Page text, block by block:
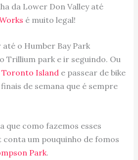
da Lower Don Valley até
é muito legal!
o Humber Bay Park
Trillium park e ir seguindo. Ou
Toronto Islande passear de bike
de semana que é sempre
que como fazemos esses
conta um pouquinho de fomos
Park.